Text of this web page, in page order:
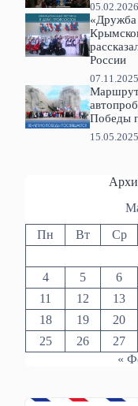
05.02.2026
«Дружба
России
07.11.2025
Победы
15.05.2025
Пн Вт Ср
4
5 6
11
12 13
18
19 20
25
26 27
«